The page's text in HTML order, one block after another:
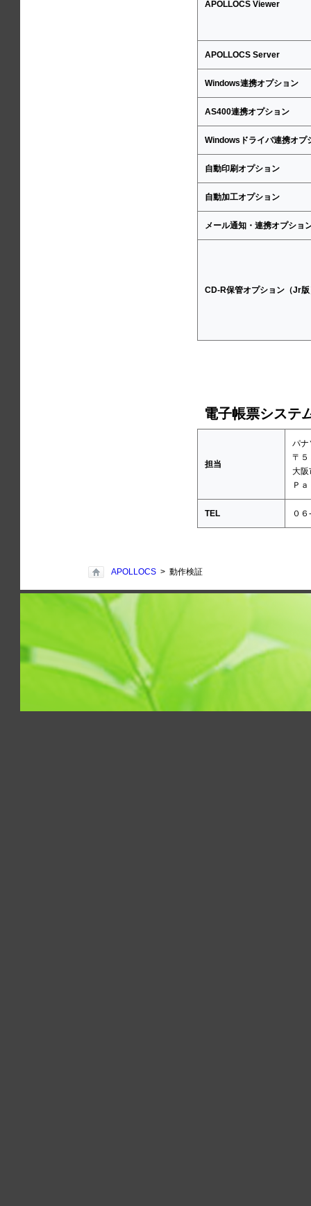
APOLLOCS Viewer
APOLLOCS Server
Windows連携オプション
AS400連携オプション
Windowsドライバ連携オプ
自動印刷オプション
自動加工オプション
メール通知・連携オプショ
CD-R保管オプション（Jr
電子帳票システ
担当
パ
〒５
大阪
Ｐ
TEL ０
APOLLOCS > 動作検証